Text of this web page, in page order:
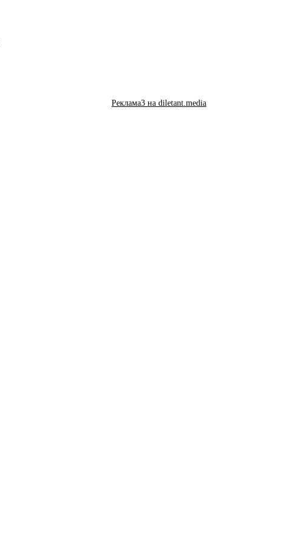
Реклама3 на diletant.media